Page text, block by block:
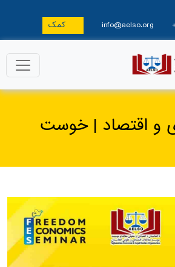
info@aelso.org کمک
و اقتصاد | خوست